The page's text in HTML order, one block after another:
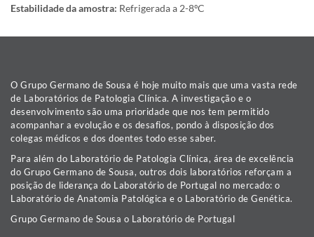
Estabilidade da amostra: Refrigerada a 2-8ºC
O Grupo Germano de Sousa é hoje muito mais que uma vasta rede
de Laboratórios de Patologia Clínica. A investigação e o
desenvolvimento são uma prioridade que nos tem permitido
acompanhar a evolução e os desafios, pondo à disposição dos
colegas médicos e dos doentes todo esse saber.
Para além do Laboratório de Patologia Clínica, área de excelência
do Grupo Germano de Sousa, outros dois laboratórios reforçam a
posição de liderança do Laboratório de Portugal no mercado: o
Laboratório de Anatomia Patológica e o Laboratório de Genética.
Grupo Germano de Sousa o Laboratório de Portugal